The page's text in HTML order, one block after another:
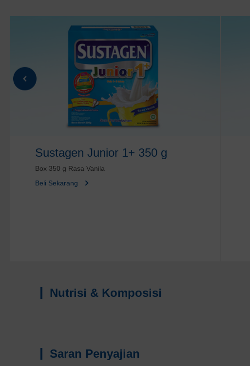
Sustagen Junior 1+ 350 g
Box 350 g Rasa Vanila
Beli Sekarang
Nutrisi & Komposisi
Saran Penyajian